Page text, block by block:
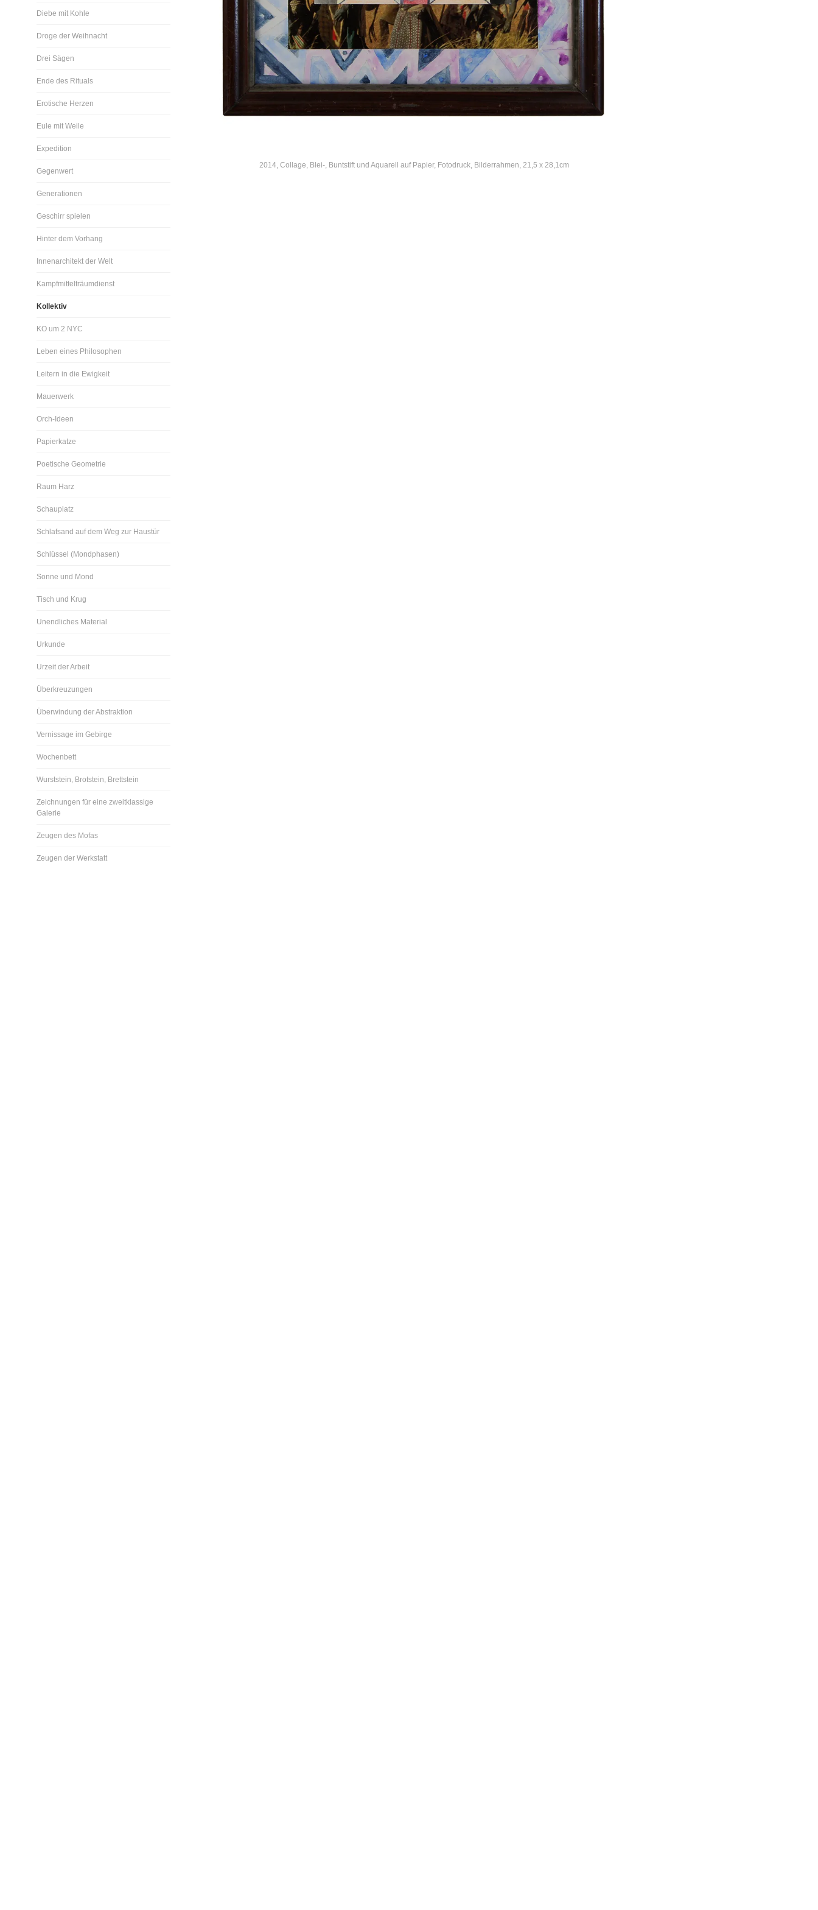
Diebe mit Kohle
Droge der Weihnacht
Drei Sägen
Ende des Rituals
Erotische Herzen
Eule mit Weile
Expedition
Gegenwert
Generationen
Geschirr spielen
Hinter dem Vorhang
Innenarchitekt der Welt
Kampfmittelträumdienst
Kollektiv
KO um 2 NYC
Leben eines Philosophen
Leitern in die Ewigkeit
Mauerwerk
Orch-Ideen
Papierkatze
Poetische Geometrie
Raum Harz
Schauplatz
Schlafsand auf dem Weg zur Haustür
Schlüssel (Mondphasen)
Sonne und Mond
Tisch und Krug
Unendliches Material
Urkunde
Urzeit der Arbeit
Überkreuzungen
Überwindung der Abstraktion
Vernissage im Gebirge
Wochenbett
Wurststein, Brotstein, Brettstein
Zeichnungen für eine zweitklassige
Galerie
Zeugen des Mofas
Zeugen der Werkstatt
2014, Collage, Blei-, Buntstift und Aquarell auf Papier, Fotodruck, Bilderrahmen, 21,5 x 28,1cm